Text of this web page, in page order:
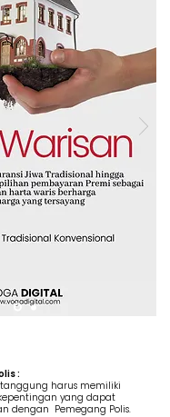
:
harus memiliki
yang dapat
dengan Pemegang Polis.